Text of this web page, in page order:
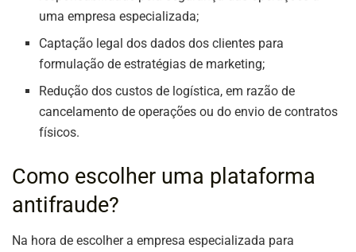
uma empresa especializada;
Captação legal dos dados dos clientes para
formulação de estratégias de marketing;
Redução dos custos de logística, em razão de
cancelamento de operações ou do envio de contratos
físicos.
Como escolher uma plataforma
antifraude?
Na hora de escolher a empresa especializada para